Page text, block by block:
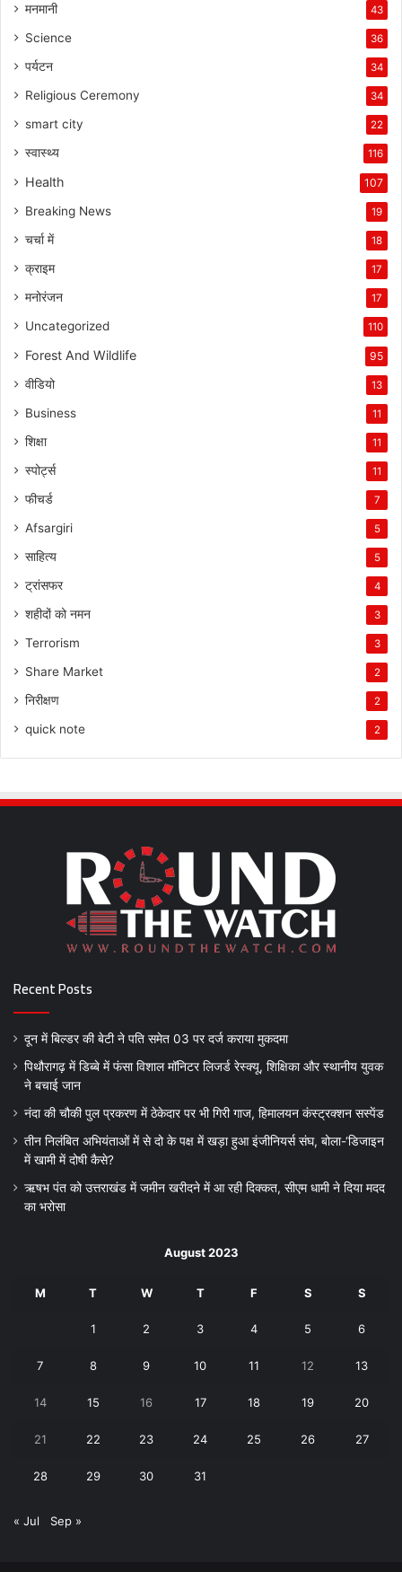
मनमानी 43
Science 36
पर्यटन 34
Religious Ceremony 34
smart city 22
स्वास्थ्य 116
Health 107
Breaking News 19
चर्चा में 18
क्राइम 17
मनोरंजन 17
Uncategorized 110
Forest And Wildlife 95
वीडियो 13
Business 11
शिक्षा 11
स्पोर्ट्स 11
फीचर्ड 7
Afsargiri 5
साहित्य 5
ट्रांसफर 4
शहीदों को नमन 3
Terrorism 3
Share Market 2
निरीक्षण 2
quick note 2
Recent Posts
दून में बिल्डर की बेटी ने पति समेत 03 पर दर्ज कराया मुकदमा
पिथौरागढ़ में डिब्बे में फंसा विशाल मॉनिटर लिजर्ड रेस्क्यू, शिक्षिका और स्थानीय युवक
ने बचाई जान
नंदा की चौकी पुल प्रकरण में ठेकेदार पर भी गिरी गाज, हिमालयन कंस्ट्रक्शन सस्पेंड
तीन निलंबित अभियंताओं में से दो के पक्ष में खड़ा हुआ इंजीनियर्स संघ, बोला-‘डिजाइन
में खामी में दोषी कैसे?
ऋषभ पंत को उत्तराखंड में जमीन खरीदने में आ रही दिक्कत, सीएम धामी ने दिया मदद
का भरोसा
August 2023
M T W T F S S
1 2 3 4 5 6
7 8 9 10 11 12 13
14 15 16 17 18 19 20
21 22 23 24 25 26 27
28 29 30 31
« Jul Sep »